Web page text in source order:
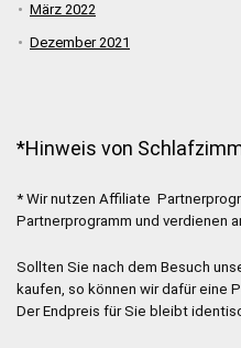
März 2022
Dezember 2021
*Hinweis von
* Wir nutzen Affiliate
Partnerprogramm und verdienen
Sollten Sie nach dem Besuch
kaufen, so können wir dafür eine
Der Endpreis für Sie bleibt